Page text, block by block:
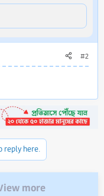
#2
reply here.
more